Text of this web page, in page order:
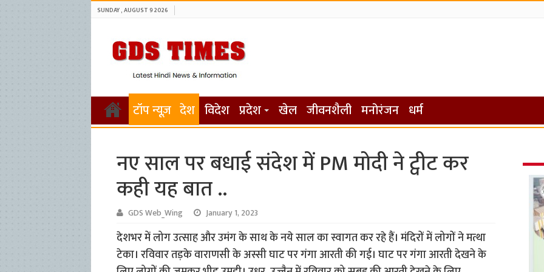
SUNDAY , AUGUST 9 2026
टॉप न्यूज़ देश विदेश प्रदेश खेल जीवनशैली मनोरंजन धर्म
नए साल पर बधाई संदेश में PM मोदी ने ट्वीट कर
कही यह बात ..
GDS Web_Wing January 1, 2023
देशभर में लोग उत्साह और उमंग के साथ के नये साल का स्वागत कर रहे हैं। मंदिरों में लोगों ने मत्था
टेका। रविवार तड़के वाराणसी के अस्सी घाट पर गंगा आरती की गई। घाट पर गंगा आरती देखने के